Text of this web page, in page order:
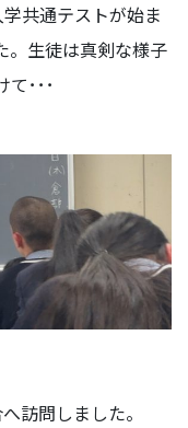
共通テストが始ま
。生徒は真剣な様子
て･･･
訪問しました。